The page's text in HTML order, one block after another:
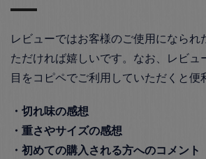
レビューではお客様のご使用になられ
ただければ嬉しいです。なお、レビュ
目をコピペでご利用していただくと便
・切れ味の感想
・重さやサイズの感想
・初めての購入される方へのコメント